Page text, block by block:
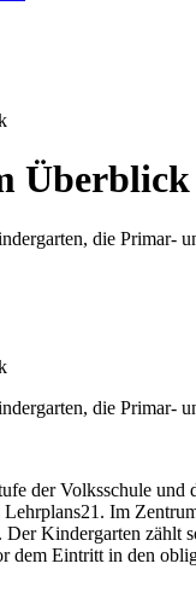
Überblick
die Primar-
die Primar-
der Volksschule
Lehrplans21. Im
Kindergarten zählt
dem Eintritt in den